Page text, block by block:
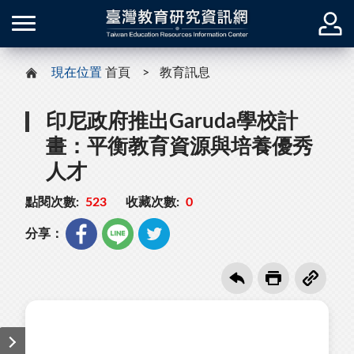
現在位置 首頁 教育訊息
印尼政府推出Garuda學校計
畫：平衡教育資源與培養優秀
人才
點閱次數: 523 收藏次數: 0
分享：